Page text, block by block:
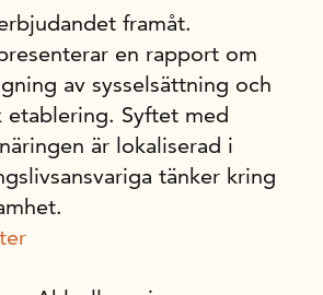
framåt.
en rapport om
av sysselsättning och
Syftet med
är lokaliserad i
tänker kring